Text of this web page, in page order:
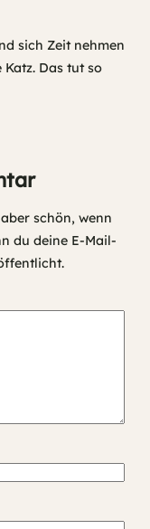
sich Zeit nehmen
Das tut so
schön, wenn
du deine E-Mail-